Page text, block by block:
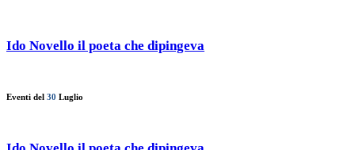
Ido Novello il poeta che dipingeva
Eventi del 30 Luglio